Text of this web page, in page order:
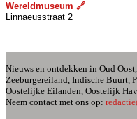
Wereldmuseum 🔗
Linnaeusstraat 2
Nieuws en ontdekken in Oud
Zeeburgereiland, Indische Buurt,
Oostelijke Eilanden, Oostelijk
Neem contact met ons op: